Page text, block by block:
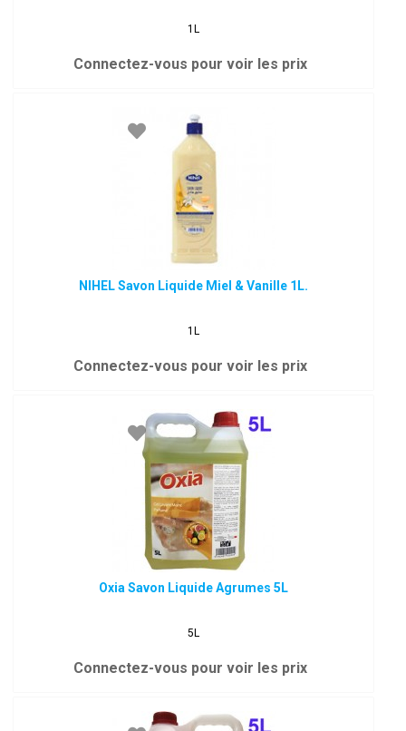
1L
Connectez-vous pour voir les prix
NIHEL Savon Liquide Miel & Vanille 1L.
1L
Connectez-vous pour voir les prix
Oxia Savon Liquide Agrumes 5L
5L
Connectez-vous pour voir les prix